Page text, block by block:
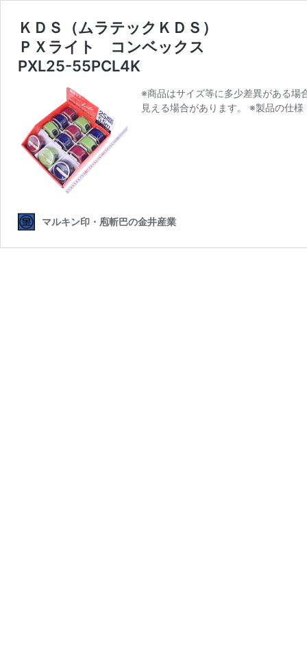
ＫＤＳ（ムラテックＫＤＳ）
ＰＸライト コンベックス
PXL25-55PCL4K
※商品はサイズ等に多少差異がある場
見える場合があります。 ※製品の仕
マルキン印・庖斬巴の金井産業